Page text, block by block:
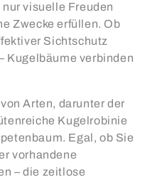
visuelle Freuden
Zwecke erfüllen. Ob
Sichtschutz
Kugelbäume verbinden
Arten, darunter der
Kugelrobinie
Egal, ob Sie
vorhandene
– die zeitlose